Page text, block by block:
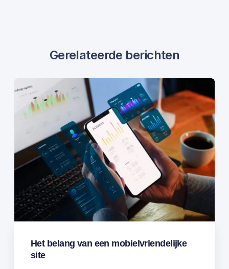
Gerelateerde berichten
Het belang van een mobielvriendelijke
site